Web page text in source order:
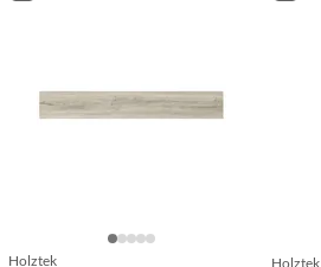
Holztek Holztek